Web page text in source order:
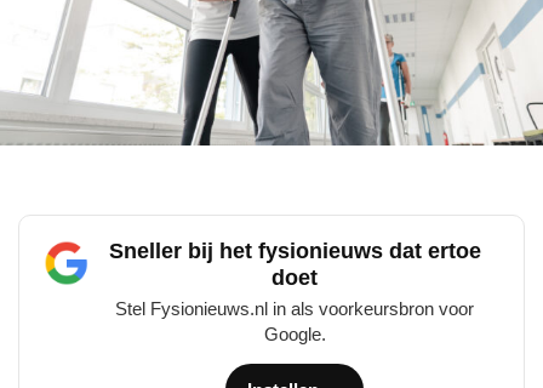
Sneller bij het fysionieuws dat ertoe
doet
Stel Fysionieuws.nl in als voorkeursbron voor
Google.